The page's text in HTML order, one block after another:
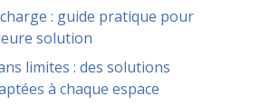
: guide pratique pour
solution
limites : des solutions
à chaque espace